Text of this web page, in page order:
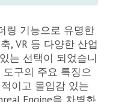
링 기능으로 유명한
, VR 등 다양한 산업
는 선택이 되었습니
구의 주요 특징으
이고 몰입감 있는